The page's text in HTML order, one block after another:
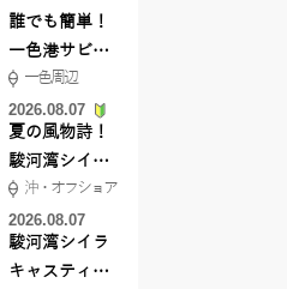
誰でも簡単！
一色港サビキ
＆ちょい投げ
一色周辺
2026.08.07
夏の風物詩！
駿河湾シイラ
キャスティン
グ行ってきま
した！！
沖・オフショア
2026.08.07
駿河湾シイラ
キャスティン